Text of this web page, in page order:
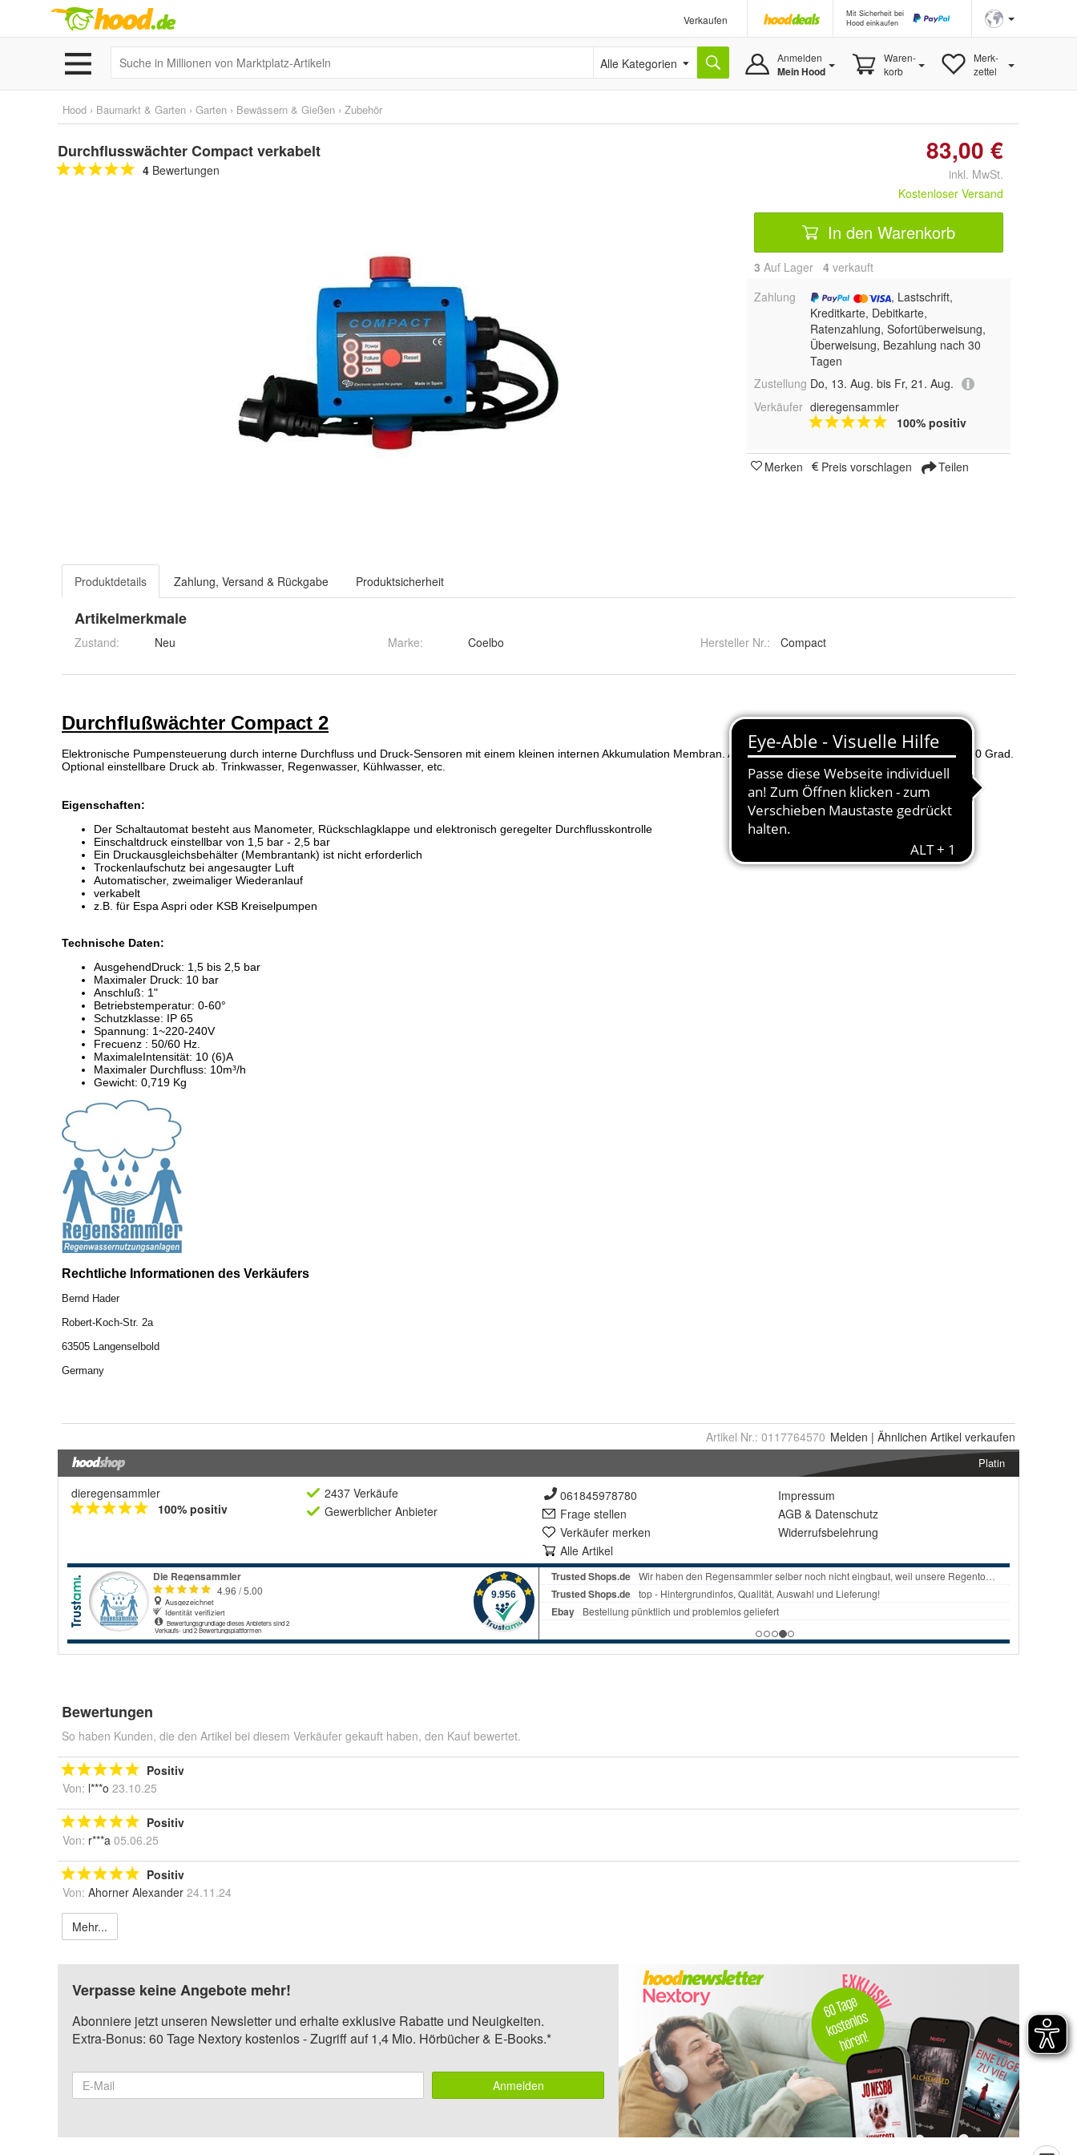
Verkaufen
Mit Sicherheit bei
Hood einkaufen
Alle Kategorien Anmelden
Mein Hood
Waren-
korb
Merk-
zettel
Hood › Baumarkt & Garten › Garten › Bewässern & Gießen › Zubehör
Durchflusswächter Compact verkabelt
4 Bewertungen
83,00 €
inkl. MwSt.
Kostenloser Versand
In den Warenkorb
3 Auf Lager 4 verkauft
Zahlung
, Lastschrift,
Kreditkarte, Debitkarte,
Ratenzahlung, Sofortüberweisung,
Überweisung, Bezahlung nach 30
Tagen
Zustellung Do, 13. Aug. bis Fr, 21. Aug.
Verkäufer dieregensammler
100% positiv
Merken Preis vorschlagen Teilen
Produktdetails Zahlung, Versand & Rückgabe Produktsicherheit
Artikelmerkmale
Zustand: Neu Marke: Coelbo Hersteller Nr.: Compact
Artikel Nr.: 0117764570 Melden | Ähnlichen Artikel verkaufen
Platin
dieregensammler
100% positiv
2437 Verkäufe
Gewerblicher Anbieter
061845978780
Frage stellen
Verkäufer merken
Alle Artikel
Impressum
AGB & Datenschutz
Widerrufsbelehrung
Bewertungen
So haben Kunden, die den Artikel bei diesem Verkäufer gekauft haben, den Kauf bewertet.
Positiv
Von: l***o 23.10.25
Positiv
Von: r***a 05.06.25
Positiv
Von: Ahorner Alexander 24.11.24
Mehr...
Verpasse keine Angebote mehr!
Abonniere jetzt unseren Newsletter und erhalte exklusive Rabatte und Neuigkeiten.
Extra-Bonus: 60 Tage Nextory kostenlos - Zugriff auf 1,4 Mio. Hörbücher & E-Books.*
Anmelden